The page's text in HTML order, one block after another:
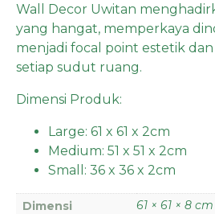
Wall Decor Uwitan
yang hangat, memperkaya
menjadi focal point estetik
setiap sudut ruang.
Dimensi Produk:
Large: 61 x 61 x 2cm
Medium: 51 x 51 x 2cm
Small: 36 x 36 x 2cm
Dimensi
61 × 61 × 8 cm